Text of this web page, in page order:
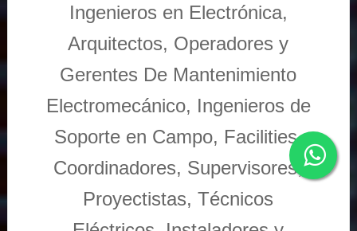
Ingenieros en Electrónica,
Arquitectos, Operadores y
Gerentes De Mantenimiento
Electromecánico, Ingenieros de
Soporte en Campo, Facilities,
Coordinadores, Supervisores,
Proyectistas, Técnicos